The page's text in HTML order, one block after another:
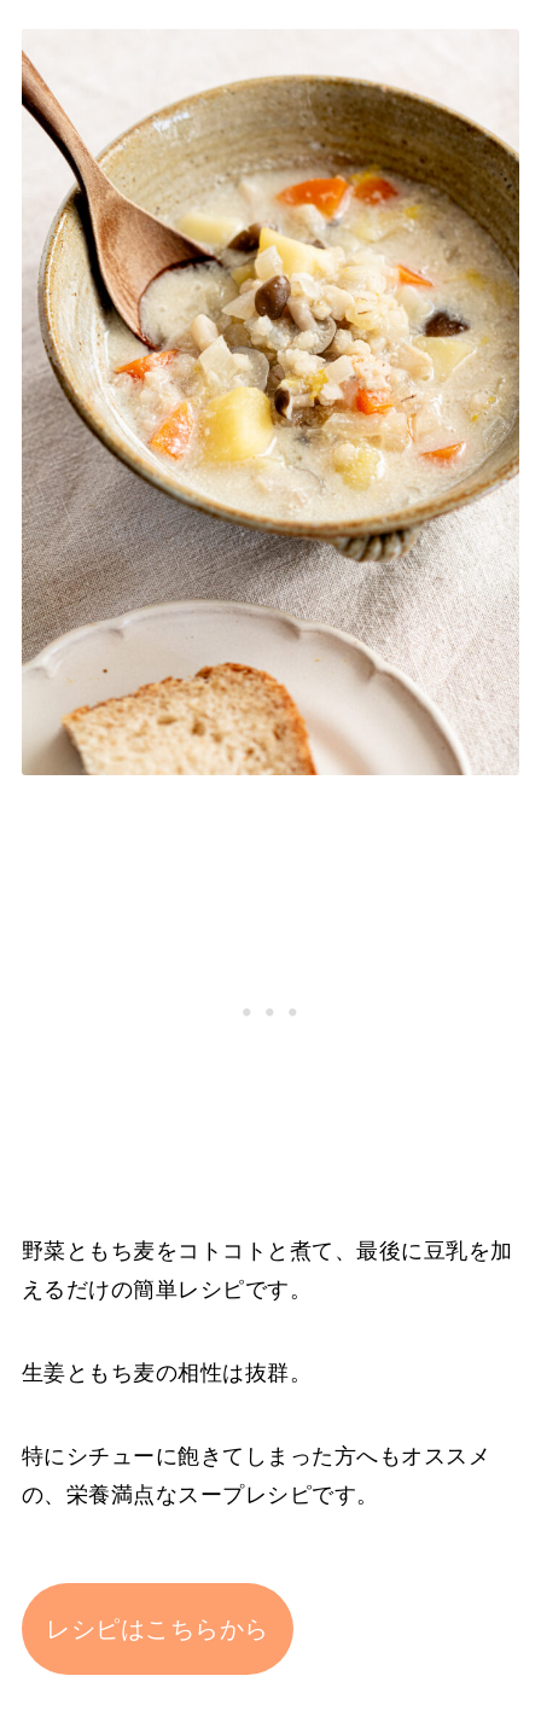
野菜ともち麦をコトコトと煮て、最後に豆乳を加
えるだけの簡単レシピです。
生姜ともち麦の相性は抜群。
特にシチューに飽きてしまった方へもオススメ
の、栄養満点なスープレシピです。
レシピはこちらから